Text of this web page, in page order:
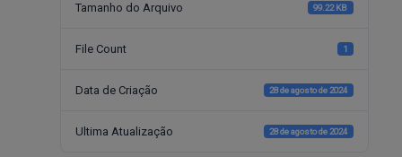
Tamanho do Arquivo 99.22 KB
File Count 1
Data de Criação 28 de agosto de 2024
Ultima Atualização 28 de agosto de 2024